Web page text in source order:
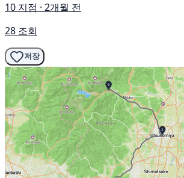
10 지점 · 2개월 전
28 조회
저장